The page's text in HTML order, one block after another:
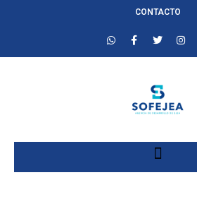
CONTACTO